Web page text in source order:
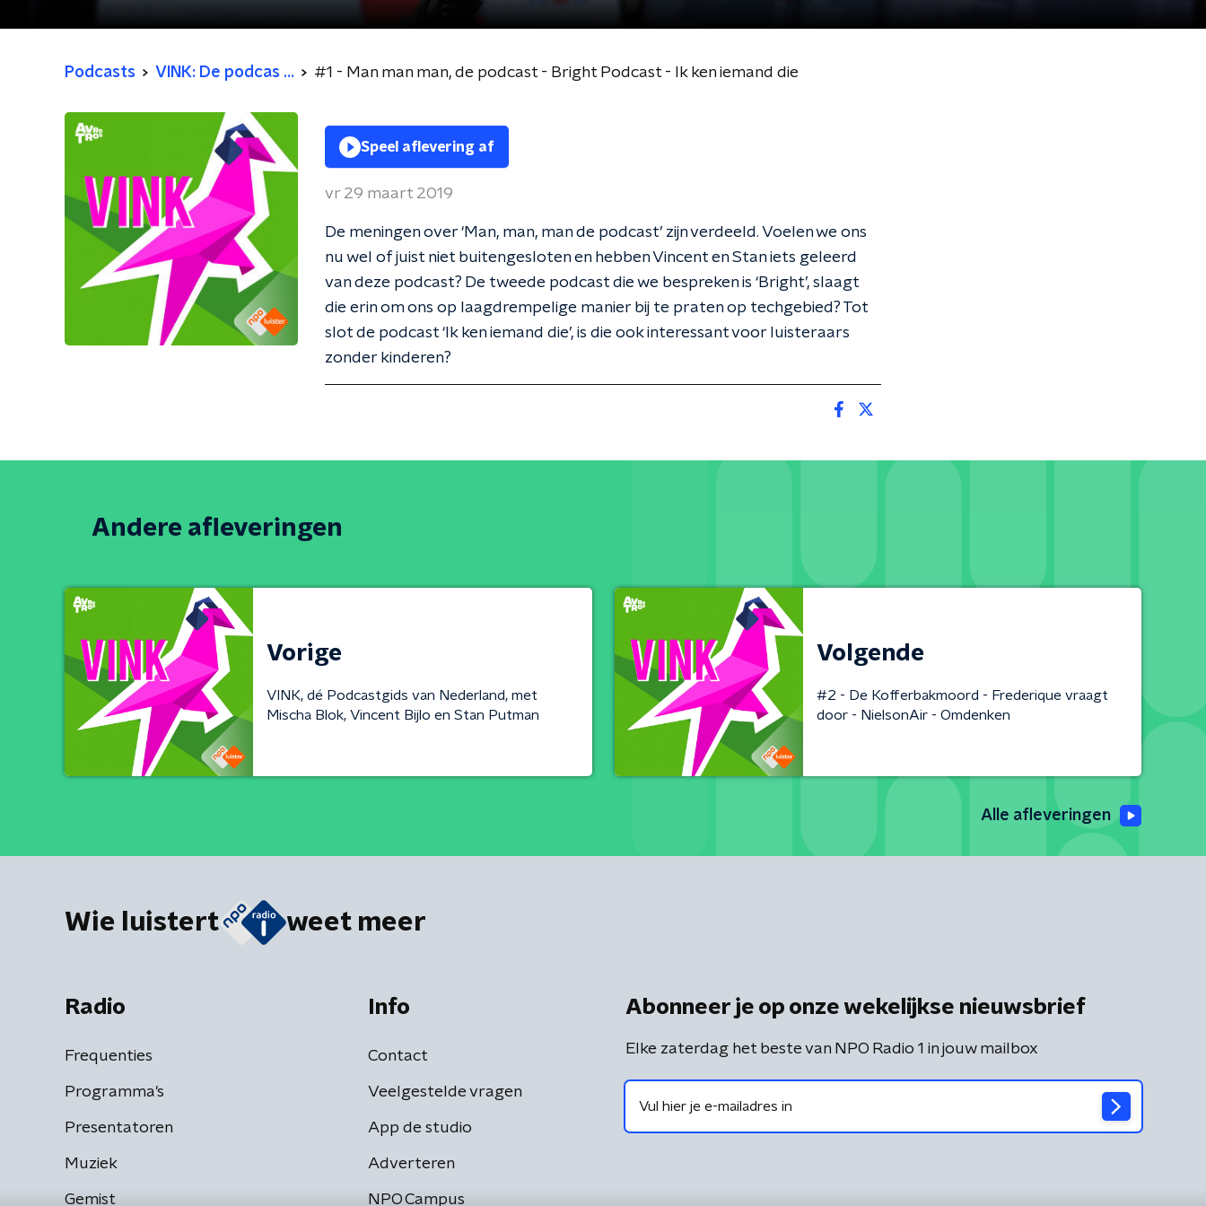
Podcasts VINK: De podcas ... #1 - Man man man, de podcast - Bright Podcast - Ik ken iemand die
Speel aflevering af
vr 29 maart 2019
De meningen over ‘Man, man, man de podcast’ zijn verdeeld. Voelen we ons
nu wel of juist niet buitengesloten en hebben Vincent en Stan iets geleerd
van deze podcast? De tweede podcast die we bespreken is ‘Bright’, slaagt
die erin om ons op laagdrempelige manier bij te praten op techgebied? Tot
slot de podcast ‘Ik ken iemand die’, is die ook interessant voor luisteraars
zonder kinderen?
Andere afleveringen
Vorige
VINK, dé Podcastgids van Nederland, met
Mischa Blok, Vincent Bijlo en Stan Putman
Volgende
#2 - De Kofferbakmoord - Frederique vraagt
door - NielsonAir - Omdenken
Alle afleveringen
Wie luistert weet meer
Radio
Frequenties
Programma's
Presentatoren
Muziek
Gemist
Info
Contact
Veelgestelde vragen
App de studio
Adverteren
NPO Campus
Abonneer je op onze wekelijkse nieuwsbrief
Elke zaterdag het beste van NPO Radio 1 in jouw mailbox